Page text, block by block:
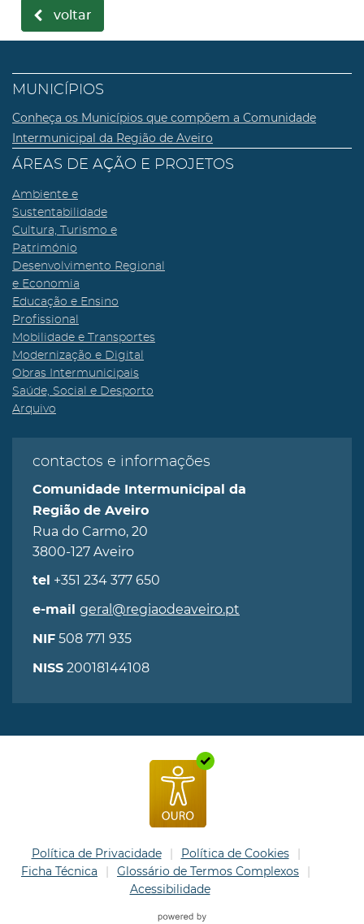
voltar
MUNICÍPIOS
Conheça os Municípios que compõem a Comunidade
Intermunicipal da Região de Aveiro
ÁREAS DE AÇÃO E PROJETOS
Ambiente e
Sustentabilidade
Cultura, Turismo e
Património
Desenvolvimento Regional
e Economia
Educação e Ensino
Profissional
Mobilidade e Transportes
Modernização e Digital
Obras Intermunicipais
Saúde, Social e Desporto
Arquivo
contactos e informações
Comunidade Intermunicipal da
Região de Aveiro
Rua do Carmo, 20
3800-127 Aveiro
tel +351 234 377 650
e-mail geral@regiaodeaveiro.pt
NIF 508 771 935
NISS 20018144108
Política de Privacidade
Política de Cookies
Ficha Técnica
Glossário de Termos Complexos
Acessibilidade